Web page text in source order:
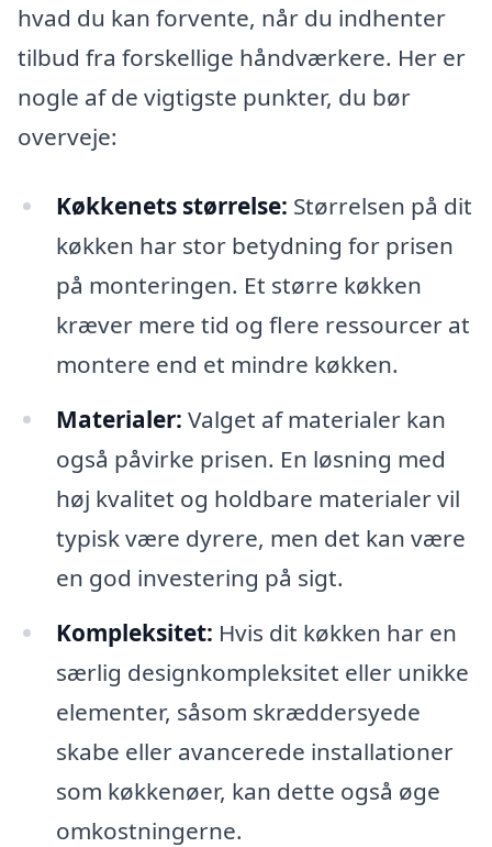
hvad du kan forvente, når du indhenter
tilbud fra forskellige håndværkere. Her er
nogle af de vigtigste punkter, du bør
overveje:
Køkkenets størrelse: Størrelsen på dit
køkken har stor betydning for prisen
på monteringen. Et større køkken
kræver mere tid og flere ressourcer at
montere end et mindre køkken.
Materialer: Valget af materialer kan
også påvirke prisen. En løsning med
høj kvalitet og holdbare materialer vil
typisk være dyrere, men det kan være
en god investering på sigt.
Kompleksitet: Hvis dit køkken har en
særlig designkompleksitet eller unikke
elementer, såsom skræddersyede
skabe eller avancerede installationer
som køkkenøer, kan dette også øge
omkostningerne.